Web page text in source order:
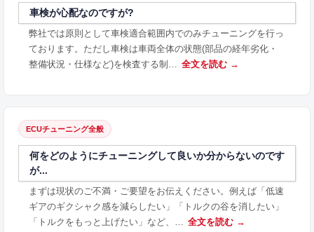
車検が心配なのですが?
弊社では原則として車検適合範囲内でのみチューニングを行っ
ております。ただし車検は車両全体の状態(部品の経年劣化・
整備状況・仕様など)を検査する制… 全文を読む →
ECUチューニング全般
何をどのようにチューニングして良いか分からないのです
が...
まずは現状のご不満・ご要望をお伝えください。例えば「低速
ギアのギクシャク感を減らしたい」「トルクの谷を消したい」
「トルクをもっと上げたい」など、… 全文を読む →